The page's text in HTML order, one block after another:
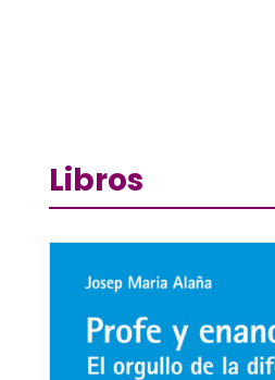
Libros